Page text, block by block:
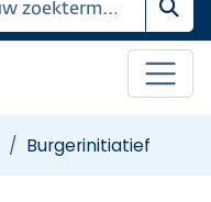
Burgerinitiatief